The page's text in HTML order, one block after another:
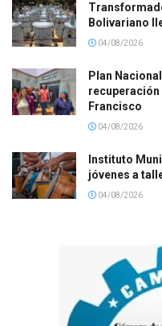
Bolivariano
04/08/2026
Plan
Francisco
04/08/2026
Instituto
jóvenes a
04/08/2026